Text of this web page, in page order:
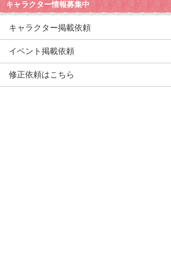
キャラクター情報募集中
キャラクター掲載依頼
イベント掲載依頼
修正依頼はこちら